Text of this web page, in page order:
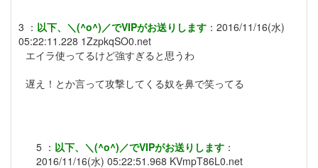
3 ： 以下、＼(^o^)／でVIPがお送りします ： 2016/11/16(水)
05:22:11.228 1ZzpkqSO0.net
エイラ使ってるけど強すぎると思うわ
遅え！とか言って攻撃してくる奴を鼻で笑ってる
5 ： 以下、＼(^o^)／でVIPがお送りします ：
2016/11/16(水) 05:22:51.968 KVmpT86L0.net